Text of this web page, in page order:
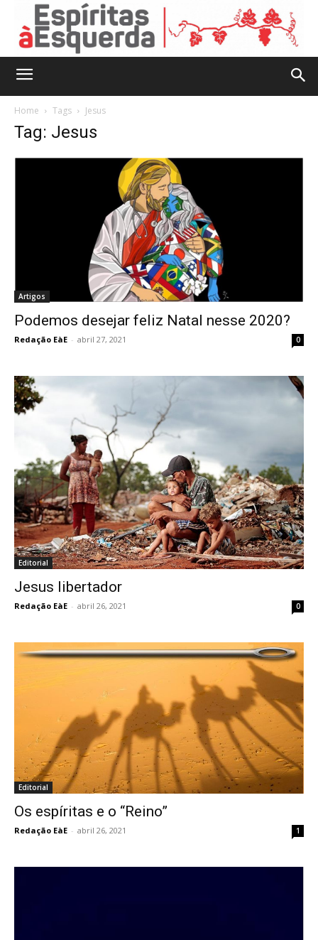
Home Tags Jesus
Tag: Jesus
Artigos
Podemos desejar feliz Natal nesse 2020?
Redação EàE - abril 27, 2021 0
Editorial
Jesus libertador
Redação EàE - abril 26, 2021 0
Editorial
Os espíritas e o “Reino”
Redação EàE - abril 26, 2021 1